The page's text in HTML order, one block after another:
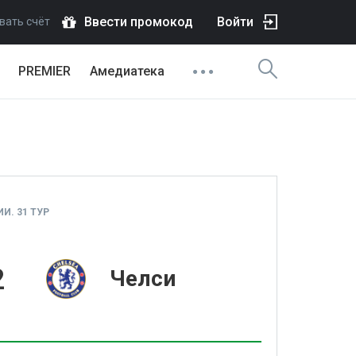
счёт Ввести промокод Войти
PREMIER Амедиатека
31 ТУР
Челси